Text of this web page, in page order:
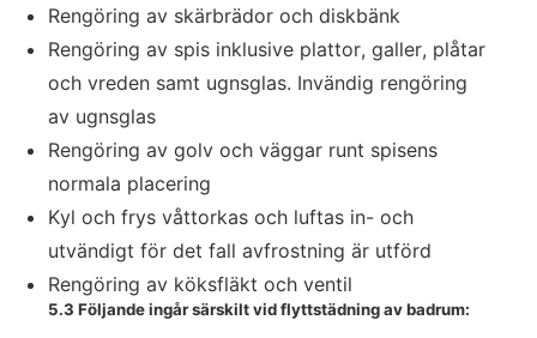
Rengöring av skärbrädor och diskbänk
Rengöring av spis inklusive plattor, galler, plåtar
och vreden samt ugnsglas. Invändig rengöring
av ugnsglas
Rengöring av golv och väggar runt spisens
normala placering
Kyl och frys våttorkas och luftas in- och
utvändigt för det fall avfrostning är utförd
Rengöring av köksfläkt och ventil
5.3 Följande ingår särskilt vid flyttstädning av badrum: